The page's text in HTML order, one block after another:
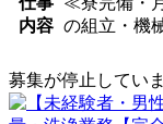
内容 の組立・機
募集が停止してい